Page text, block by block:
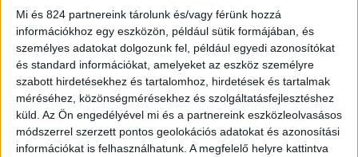
Mi és 824 partnereink tárolunk és/vagy férünk hozzá
információkhoz egy eszközön, például sütik formájában, és
személyes adatokat dolgozunk fel, például egyedi azonosítókat
és standard információkat, amelyeket az eszköz személyre
szabott hirdetésekhez és tartalomhoz, hirdetések és tartalmak
méréséhez, közönségmérésekhez és szolgáltatásfejlesztéshez
küld. Az Ön engedélyével mi és a partnereink eszközleolvasásos
módszerrel szerzett pontos geolokációs adatokat és azonosítási
információkat is felhasználhatunk. A megfelelő helyre kattintva